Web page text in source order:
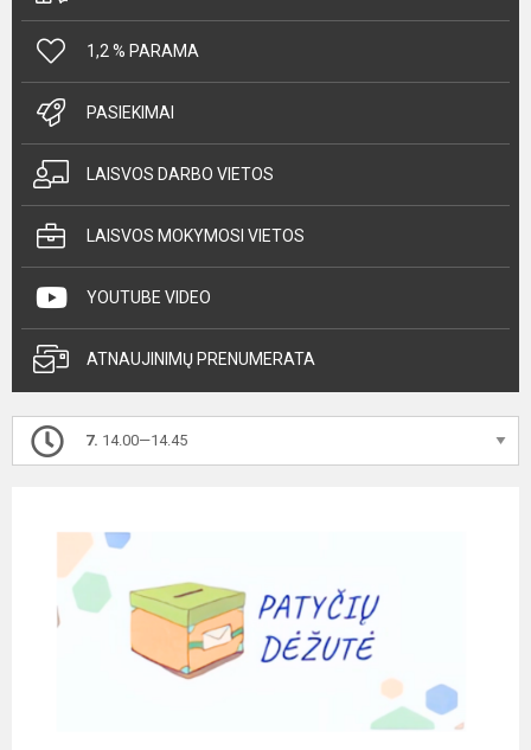
1,2 % PARAMA
PASIEKIMAI
LAISVOS DARBO VIETOS
LAISVOS MOKYMOSI VIETOS
YOUTUBE VIDEO
ATNAUJINIMŲ PRENUMERATA
7. 14.00—14.45